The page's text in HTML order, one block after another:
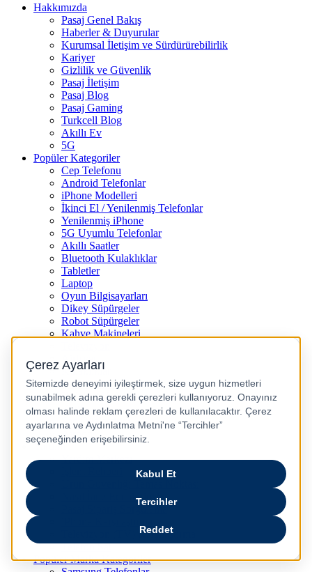
Hakkımızda
Pasaj Genel Bakış
Haberler & Duyurular
Kurumsal İletişim ve Sürdürürebilirlik
Kariyer
Gizlilik ve Güvenlik
Pasaj İletişim
Pasaj Blog
Pasaj Gaming
Turkcell Blog
Akıllı Ev
5G
Popüler Kategoriler
Cep Telefonu
Android Telefonlar
iPhone Modelleri
İkinci El / Yenilenmiş Telefonlar
Yenilenmiş iPhone
5G Uyumlu Telefonlar
Akıllı Saatler
Bluetooth Kulaklıklar
Tabletler
Laptop
Oyun Bilgisayarları
Dikey Süpürgeler
Robot Süpürgeler
Kahve Makineleri
Airfryer
Kulaklıklar
Çocuk Akıllı Saat
Kulakiçi Kulaklık
Kettle
Saç Düzleştirici
Airpods
Yardım
Yardım Merkezi
Nasıl İade Edebilirim?
Pasaj Sipariş Sorgulama
Televizyon (TV) Karşılaştırma
Telefon Sat
Popüler Marka Kategoriler